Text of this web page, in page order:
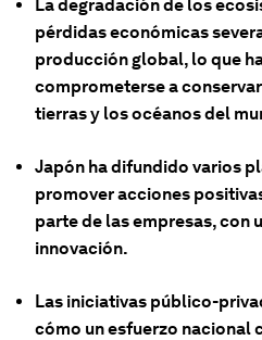
La degradación de los
pérdidas económicas
producción global, lo que
comprometerse a
tierras y los océanos del
Japón ha difundido varios
promover acciones
parte de las empresas, con
innovación.
Las iniciativas público-
cómo un esfuerzo nacional